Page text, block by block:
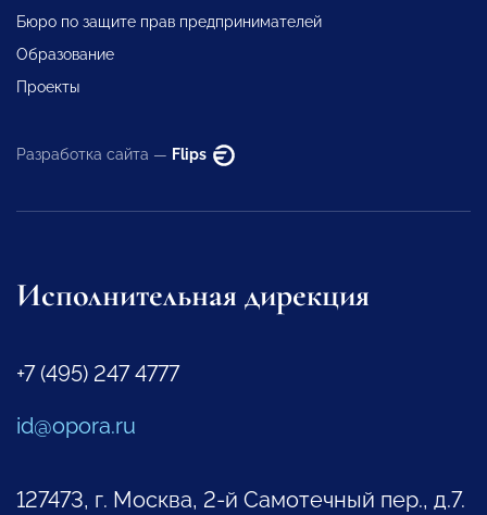
Бюро по защите прав предпринимателей
Образование
Проекты
Разработка сайта — Flips
Исполнительная дирекция
+7 (495) 247 4777
id@opora.ru
127473, г. Москва, 2-й Самотечный пер., д.7.